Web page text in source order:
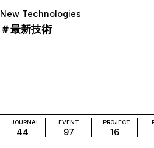
New Technologies
＃最新技術
JOURNAL
44
EVENT
97
PROJECT
16